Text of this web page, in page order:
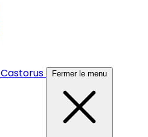
Castorus Fermer le menu